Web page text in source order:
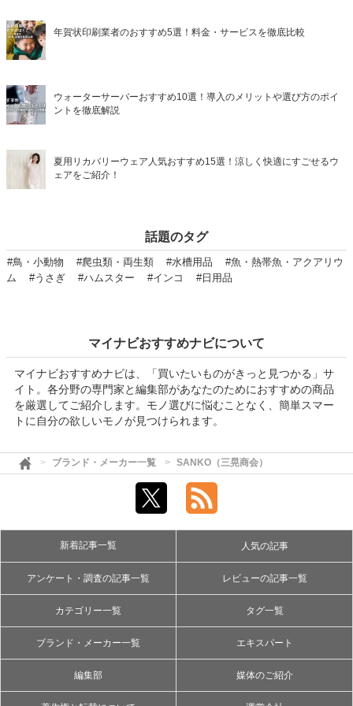
年賀状印刷業者のおすすめ5選！料金・サービスを徹底比較
ウォーターサーバーおすすめ10選！導入のメリットや選び方のポイ
ントを徹底解説
夏用リカバリーウェア人気おすすめ15選！涼しく快適にすごせるウ
ェアをご紹介！
話題のタグ
#鳥・小動物 #爬虫類・両生類 #水槽用品
#魚・熱帯魚・アクアリウ
ム
#うさぎ #ハムスター #インコ #日用品
マイナビおすすめナビについて
マイナビおすすめナビは、「買いたいものがきっと見つかる」サ
イト。各分野の専門家と編集部があなたのためにおすすめの商品
を厳選してご紹介します。モノ選びに悩むことなく、簡単スマー
トに自分の欲しいモノが見つけられます。
ブランド・メーカー一覧 SANKO（三晃商会）
新着記事一覧 人気の記事
アンケート・調査の記事一覧 レビューの記事一覧
カテゴリー一覧 タグ一覧
ブランド・メーカー一覧 エキスパート
編集部 媒体のご紹介